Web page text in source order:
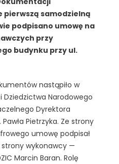
pierwszą samodzielną
podpisano umowę na
przy
budynku przy ul.
nastąpiło w
Narodowego
Dyrektora
Pietrzyka. Ze strony
umowę podpisał
strony wykonawcy —
Marcin Baran. Rolę